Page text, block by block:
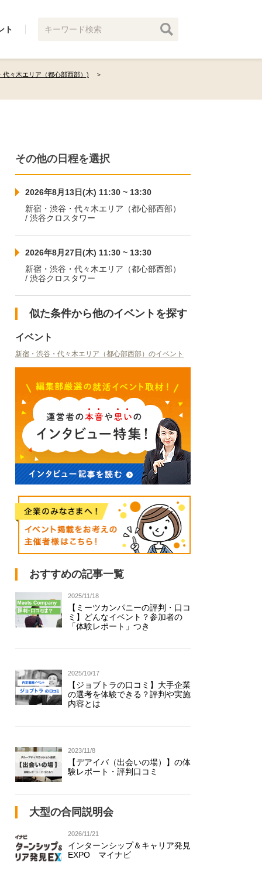
ト
々木エリア（都心部西部）)
その他の日程を選択
2026年8月13日(木) 11:30 ~ 13:30
新宿・渋谷・代々木エリア（都心部西部）
/ 渋谷クロスタワー
2026年8月27日(木) 11:30 ~ 13:30
新宿・渋谷・代々木エリア（都心部西部）
/ 渋谷クロスタワー
似た条件から他のイベントを探す
イベント
新宿・渋谷・代々木エリア（都心部西部）のイベント
おすすめの記事一覧
2025/11/18
【ミーツカンパニーの評判・口コ
ミ】どんなイベント？参加者の
「体験レポート」つき
2025/10/17
【ジョブトラの口コミ】大手企業
の選考を体験できる？評判や実施
内容とは
2023/11/8
【デアイバ（出会いの場）】の体
験レポート・評判口コミ
大型の合同説明会
2026/11/21
インターンシップ＆キャリア発見
EXPO マイナビ